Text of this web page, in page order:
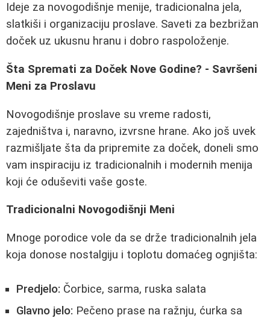
Ideje za novogodišnje menije, tradicionalna jela,
slatkiši i organizaciju proslave. Saveti za bezbrižan
doček uz ukusnu hranu i dobro raspoloženje.
Šta Spremati za Doček Nove Godine? - Savršeni
Meni za Proslavu
Novogodišnje proslave su vreme radosti,
zajedništva i, naravno, izvrsne hrane. Ako još uvek
razmišljate šta da pripremite za doček, doneli smo
vam inspiraciju iz tradicionalnih i modernih menija
koji će oduševiti vaše goste.
Tradicionalni Novogodišnji Meni
Mnoge porodice vole da se drže tradicionalnih jela
koja donose nostalgiju i toplotu domaćeg ognjišta:
Predjelo: Čorbice, sarma, ruska salata
Glavno jelo: Pečeno prase na ražnju, ćurka sa